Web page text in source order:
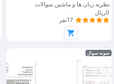
نظریه زبان ها و ماشین سوالات
0ریال
17نفر
نمونه سوال